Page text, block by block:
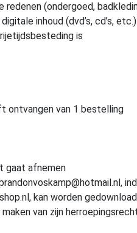
(ondergoed,
inhoud (dvd’s, cd’s, etc.)
is
ontvangen van 1 bestelling
gaat afnemen
kan worden
van zijn